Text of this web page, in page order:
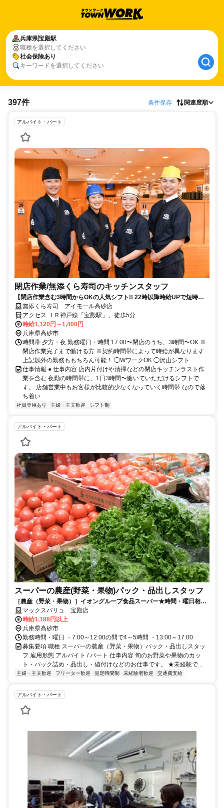
兵庫県宝殿駅
職種を選択してください
社会保険あり
キーワードを選択してください
397件 条件保存 関連度順
アルバイト・パート
閉店作業​/無添くら寿司の​キッチンスタッフ
【閉店作業含む3時間からOKの人気シフト!! 22時以降時給UPで短時間
で稼げる】
無添くら寿司 アイモール高砂店
アクセス ＪＲ神戸線「宝殿駅」、徒歩5分
時給1,120円～1,400円
兵庫県高砂市
時間帯 夕方・夜 勤務曜日・時間 17:00〜閉店のうち、3時間〜OK ※
閉店作業完了まで働ける方 ※契約時間帯によって時給が異なります
上記以外の勤務ももちろん可能！ ◯WワークOK ◯沢山シフト...
仕事情報 ● 仕事内容 店内片付けや清掃などの閉店キッチンラスト作
業を含む 夜勤の時間帯に、1日3時間〜働いていただけるシフトで
す。 店舗営業中もお客様が比較的少なくなっていく時間帯 なので落
ち着い...
社員登用あり 主婦・主夫歓迎 シフト制
アルバイト・パート
スーパーの農産(野菜・果物)パック・品出しスタッフ
［農産（野菜・果物）］イオングループ食品スーパー★時間・曜日相談
OK★賞与・買物割引制度など待遇充実
マックスバリュ 宝殿店
時給1,188円以上
兵庫県高砂市
勤務時間・曜日 ・7:00～12:00の間で4～5時間 ・13:00～17:00
募集要項 職種 スーパーの農産（野菜・果物）パック・品出しスタッ
フ 雇用形態 アルバイト / パート 仕事内容 旬のお野菜や果物のカッ
ト・パック詰め・品出し・値付けなどのお仕事です。 ★未経験で...
主婦・主夫歓迎 フリーター歓迎 固定時間制 未経験者歓迎 交通費支給
アルバイト・パート